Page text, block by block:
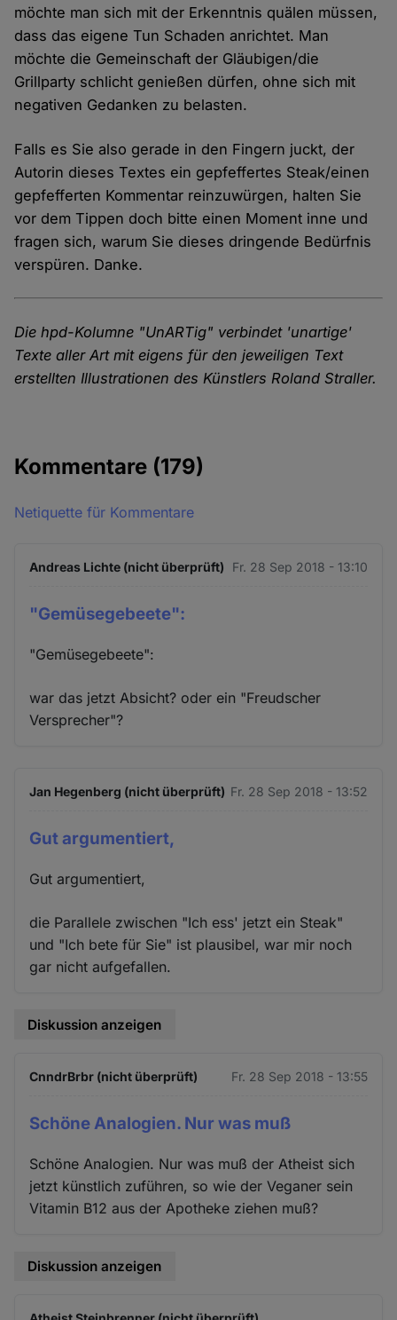
möchte man sich mit der Erkenntnis quälen müssen,
dass das eigene Tun Schaden anrichtet. Man
möchte die Gemeinschaft der Gläubigen/die
Grillparty schlicht genießen dürfen, ohne sich mit
negativen Gedanken zu belasten.
Falls es Sie also gerade in den Fingern juckt, der
Autorin dieses Textes ein gepfeffertes Steak/einen
gepfefferten Kommentar reinzuwürgen, halten Sie
vor dem Tippen doch bitte einen Moment inne und
fragen sich, warum Sie dieses dringende Bedürfnis
verspüren. Danke.
Die hpd-Kolumne "UnARTig" verbindet 'unartige'
Texte aller Art mit eigens für den jeweiligen Text
erstellten Illustrationen des Künstlers Roland Straller.
Kommentare (179)
Netiquette für Kommentare
Andreas Lichte (nicht überprüft) Fr. 28 Sep 2018 - 13:10
"Gemüsegebeete":
"Gemüsegebeete":
war das jetzt Absicht? oder ein "Freudscher
Versprecher"?
Jan Hegenberg (nicht überprüft) Fr. 28 Sep 2018 - 13:52
Gut argumentiert,
Gut argumentiert,
die Parallele zwischen "Ich ess' jetzt ein Steak"
und "Ich bete für Sie" ist plausibel, war mir noch
gar nicht aufgefallen.
Diskussion anzeigen
CnndrBrbr (nicht überprüft) Fr. 28 Sep 2018 - 13:55
Schöne Analogien. Nur was muß
Schöne Analogien. Nur was muß der Atheist sich
jetzt künstlich zuführen, so wie der Veganer sein
Vitamin B12 aus der Apotheke ziehen muß?
Diskussion anzeigen